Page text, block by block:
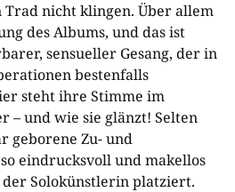
Trad nicht klingen. Über allem
des Albums, und das ist
sensueller Gesang, der in
bestenfalls
steht ihre Stimme im
– und wie sie glänzt! Selten
geborene Zu- und
eindrucksvoll und makellos
Solokünstlerin platziert.